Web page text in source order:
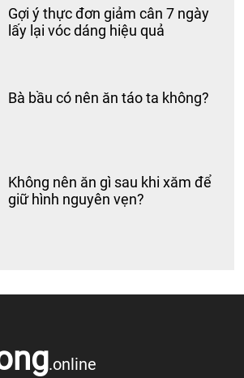
Gợi ý thực đơn giảm cân 7 ngày
lấy lại vóc dáng hiệu quả
Bà bầu có nên ăn táo ta không?
Không nên ăn gì sau khi xăm để
giữ hình nguyên vẹn?
.online